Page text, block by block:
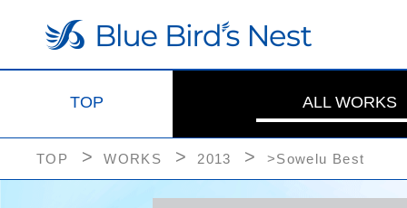
TOP ALL WORKS
TOP WORKS 2013 >Sowelu Best